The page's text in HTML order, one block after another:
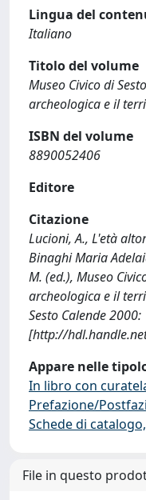
Lingua del
Italiano
Titolo del volume
Museo Civico di
archeologica e il
ISBN del volume
8890052406
Editore
Citazione
Lucioni, A., L'età
Binaghi Maria
M. (ed.), Museo
archeologica e il
Sesto Calende
[http://
Appare nelle
In libro con
Prefazione/
Schede di
File in questo